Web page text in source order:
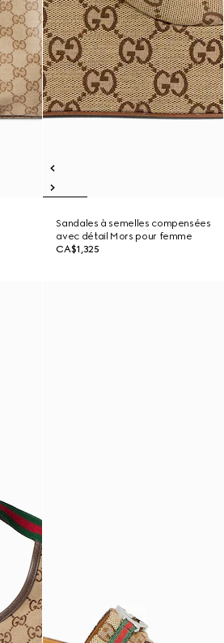
Sandales à semelles compensées
avec détail Mors pour femme
CA$1,325